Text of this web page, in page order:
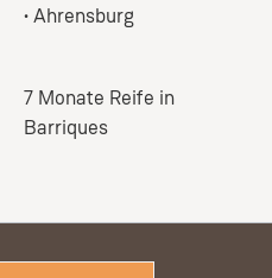
• Ahrensburg
7 Monate Reife in
Barriques